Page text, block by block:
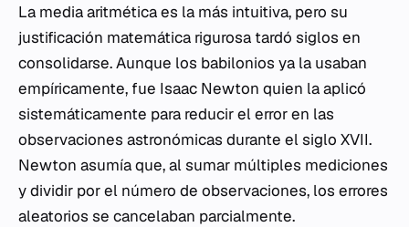
La media aritmética es la más intuitiva, pero su
justificación matemática rigurosa tardó siglos en
consolidarse. Aunque los babilonios ya la usaban
empíricamente, fue Isaac Newton quien la aplicó
sistemáticamente para reducir el error en las
observaciones astronómicas durante el siglo XVII.
Newton asumía que, al sumar múltiples mediciones
y dividir por el número de observaciones, los errores
aleatorios se cancelaban parcialmente.